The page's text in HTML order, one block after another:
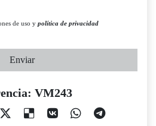
de uso y política de privacidad
Enviar
VM243